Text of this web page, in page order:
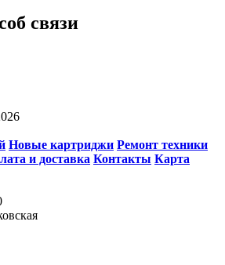
связи
Новые картриджи Ремонт техники
и доставка Контакты Карта